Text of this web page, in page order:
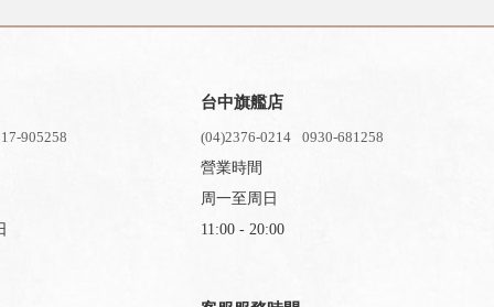
905258
台中旗艦店
(04)2376-0214
0930-681258
營業時間
周一至周日
11:00 - 20:00